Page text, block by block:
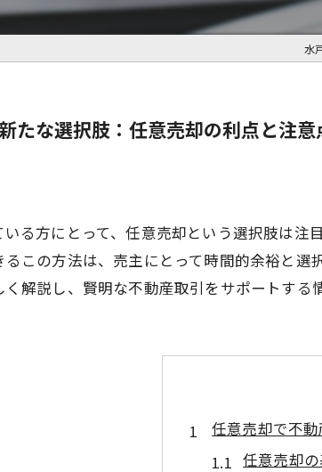
水
たな選択肢：任意売却の利点と注意
る方にとって、任意売却という選択肢は
この方法は、売主にとって時間的余裕と
解説し、賢明な不動産取引をサポートする
任意売却で不
任意売却